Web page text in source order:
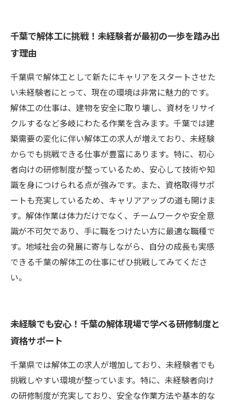
す解体工の醍醐味
解体工として千葉でキャリアアップ！未来を切
り拓く3つのポイント
未経験からプロへ成長！千葉の解体工が地域社
会に貢献する物語
千葉で新しい仕事を始めよう！解体工としての
人生がここから始まる
千葉で解体工に挑戦！未経験者が最初の一歩を踏み出
す理由
千葉県で解体工として新たにキャリアをスタートさせた
い未経験者にとって、現在の環境は非常に魅力的です。
解体工の仕事は、建物を安全に取り壊し、資材をリサイ
クルするなど多岐にわたる作業を含みます。千葉では建
築需要の変化に伴い解体工の求人が増えており、未経験
からでも挑戦できる仕事が豊富にあります。特に、初心
者向けの研修制度が整っているため、安心して技術や知
識を身につけられる点が強みです。また、資格取得サポ
ートも充実しているため、キャリアアップの道も開けま
す。解体作業は体力だけでなく、チームワークや安全意
識が不可欠であり、手に職をつけたい方に最適な職種で
す。地域社会の発展に寄与しながら、自分の成長も実感
できる千葉の解体工の仕事にぜひ挑戦してみてくださ
い。
未経験でも安心！千葉の解体現場で学べる研修制度と
資格サポート
千葉県では解体工の求人が増加しており、未経験者でも
挑戦しやすい環境が整っています。特に、未経験者向け
の研修制度が充実しており、安全な作業方法や基本的な